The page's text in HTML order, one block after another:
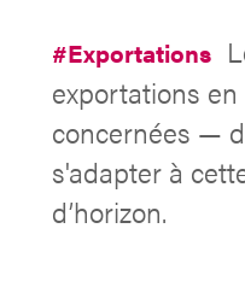
#Exportations
exportations
concernées —
s'adapter à
d’horizon.